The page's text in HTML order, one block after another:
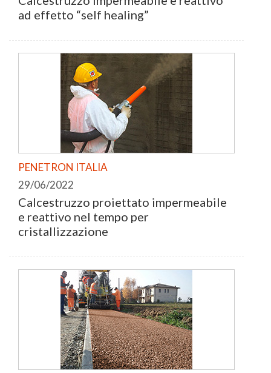
ad effetto “self healing”
PENETRON ITALIA
29/06/2022
Calcestruzzo proiettato impermeabile
e reattivo nel tempo per
cristallizzazione